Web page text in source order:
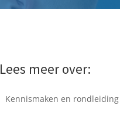
Lees meer over:
Kennismaken en rondleiding